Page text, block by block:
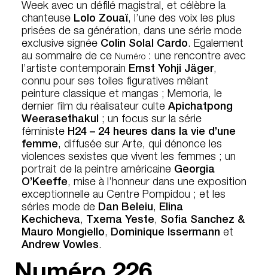
Week avec un défilé magistral, et célèbre la
chanteuse Lolo Zouaï, l’une des voix les plus
prisées de sa génération, dans une série mode
exclusive signée Colin Solal Cardo. Egalement
au sommaire de ce Numéro : une rencontre avec
l’artiste contemporain Ernst Yohji Jäger,
connu pour ses toiles figuratives mêlant
peinture classique et mangas ; Memoria, le
dernier film du réalisateur culte Apichatpong
Weerasethakul ; un focus sur la série
féministe H24 – 24 heures dans la vie d’une
femme, diffusée sur Arte, qui dénonce les
violences sexistes que vivent les femmes ; un
portrait de la peintre américaine Georgia
O’Keeffe, mise à l’honneur dans une exposition
exceptionnelle au Centre Pompidou ; et les
séries mode de Dan Beleiu, Elina
Kechicheva, Txema Yeste, Sofia Sanchez &
Mauro Mongiello, Dominique Issermann et
Andrew Vowles.